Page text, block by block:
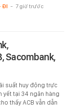
ĐI - 7 giờ trước
Sacombank,
suất huy động trực
yết tại 34 ngân hàng
thấy ACB vẫn dẫn